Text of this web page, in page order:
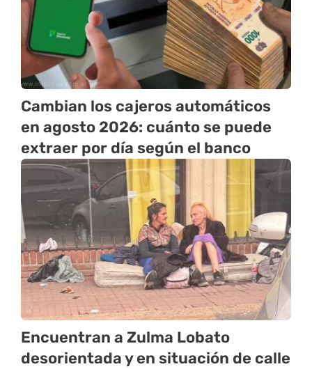
Cambian los cajeros automáticos
en agosto 2026: cuánto se puede
extraer por día según el banco
Encuentran a Zulma Lobato
desorientada y en situación de calle